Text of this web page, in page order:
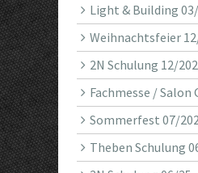
Light & Building
Weihnachtsfeier
2N Schulung 12/
Fachmesse / Salon
Sommerfest 07/
Theben Schulung